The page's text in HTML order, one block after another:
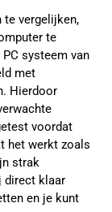
te vergelijken,
te
systeem van
met
Hierdoor
voordat
het werkt zoals
strak
direct klaar
en je kunt